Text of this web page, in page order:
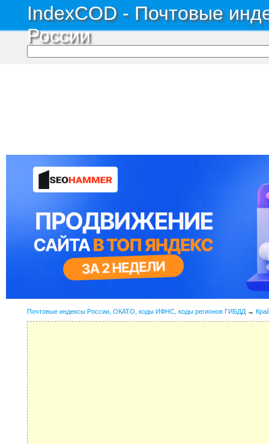
IndexCOD - Почтовые
России
Почтовые индексы России, ОКАТО, коды ИФНС, коды регионов ГИБДД →